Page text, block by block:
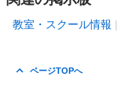
教室・スクール情報
ページTOPへ